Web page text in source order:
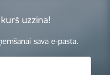
uzzina!
savā e-pastā.